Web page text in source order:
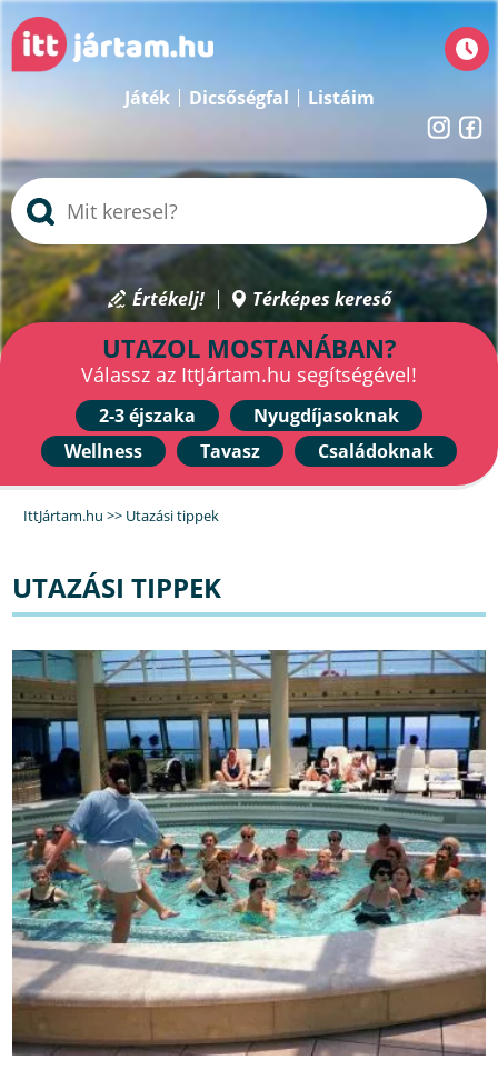
Játék Dicsőségfal Listáim
Értékelj! Térképes kereső
UTAZOL MOSTANÁBAN?
Válassz az IttJártam.hu segítségével!
2-3 éjszaka
Nyugdíjasoknak
Wellness
Tavasz Családoknak
IttJártam.hu >> Utazási tippek
UTAZÁSI TIPPEK